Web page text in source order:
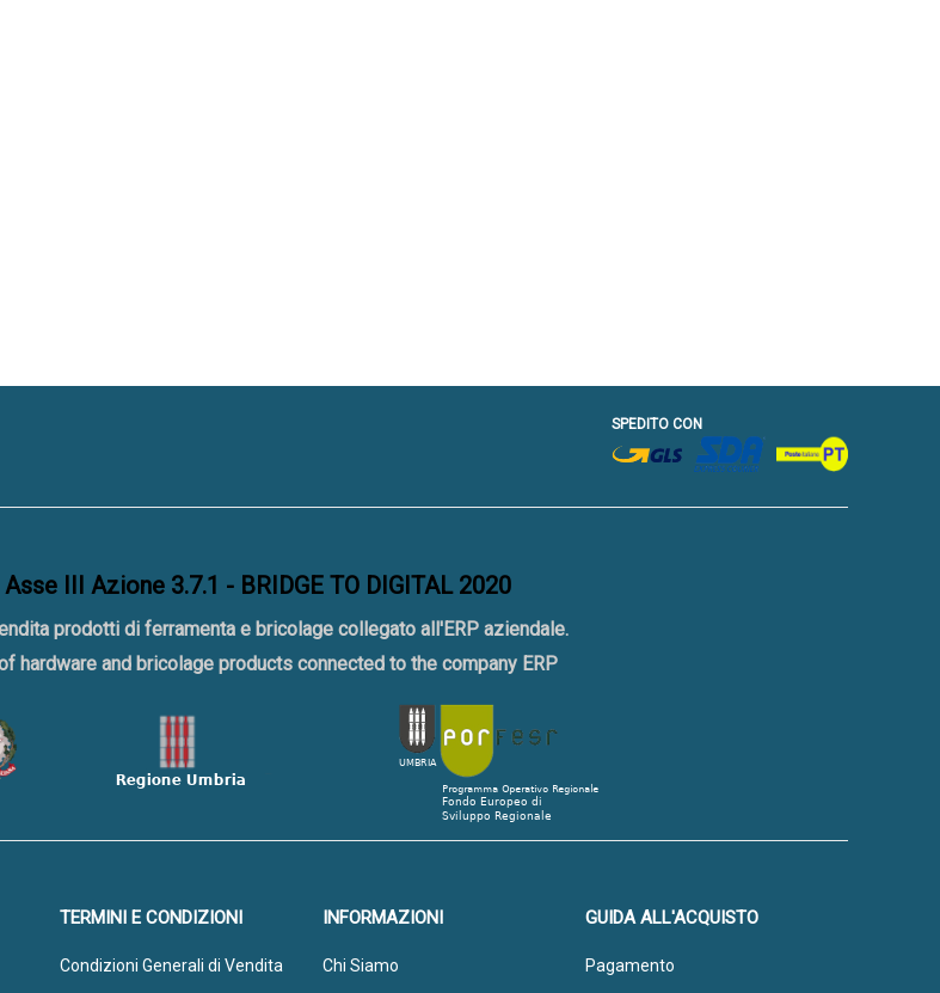
SPEDITO CON
III Azione 3.7.1 - BRIDGE TO DIGITAL 2020
prodotti di ferramenta e bricolage collegato all'ERP aziendale.
hardware and bricolage products connected to the company ERP
GUIDA ALL'ACQUISTO
Pagamento
INFORMAZIONI
Chi Siamo
TERMINI E CONDIZIONI
Condizioni Generali di Vendita